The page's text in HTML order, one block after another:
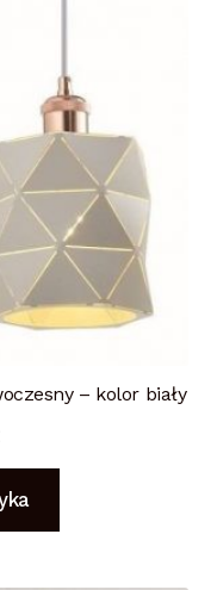
– kolor biały